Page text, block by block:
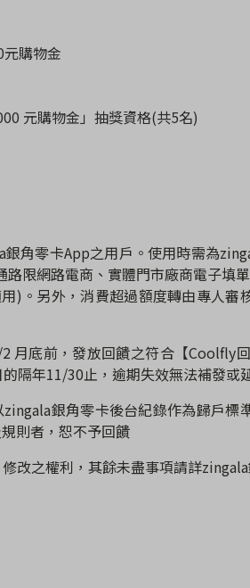
購物金
元購物金」抽獎資格(共5名)
銀角零卡App之用戶。使用時需為
路限網路電商、實體門市廠商電子填
) 。另外，消費超過額度轉由專人
月底前，發放回饋之符合【Coolfly
隔年11/30止，逾期失效無法補發或
zingala銀角零卡後台紀錄作為歸戶標
則者，恕不予回饋
改之權利，其餘未盡事項請詳zingala